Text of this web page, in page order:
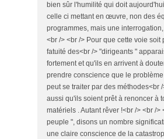
bien sûr l'humilité qui doit
celle ci mettant en œuvre, non des
programmes, mais une
<br /> <br /> Pour que cette voie
fatuité des<br /> "dirigeants "
fortement et qu'ils en arrivent à
prendre conscience que le
peut se traiter par des méthodes<br
aussi qu'ils soient prêt à renoncer à
matériels . Autant rêver !<br /> <br />
peuple ", disons un nombre
une claire conscience de la